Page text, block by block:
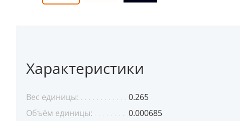
Характеристики
Вес единицы:
0.265
Объём единицы:
0.000685